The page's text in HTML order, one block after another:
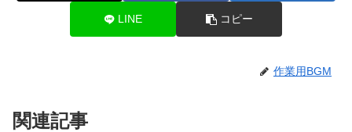
LINE コピー
作業用BGM
関連記事